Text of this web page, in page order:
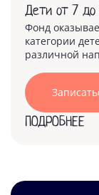
Дети от 7
Фонд
категории
различной
ПОДРОБНЕЕ